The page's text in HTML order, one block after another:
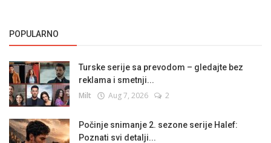
POPULARNO
Turske serije sa prevodom – gledajte bez
reklama i smetnji...
Milt Aug 7, 2026 2
Počinje snimanje 2. sezone serije Halef:
Poznati svi detalji...